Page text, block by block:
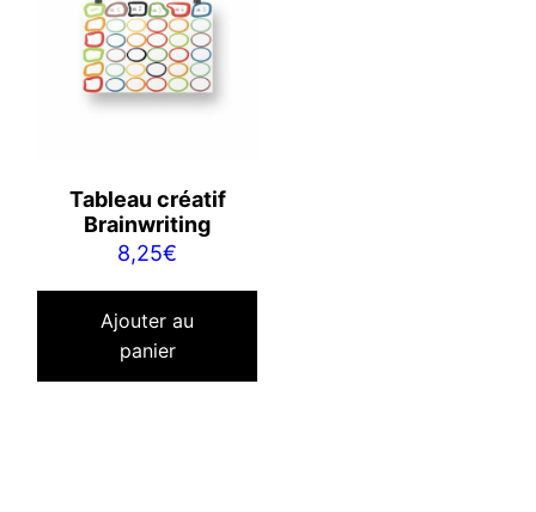
Tableau créatif
Brainwriting
8,25€
Ajouter au
panier